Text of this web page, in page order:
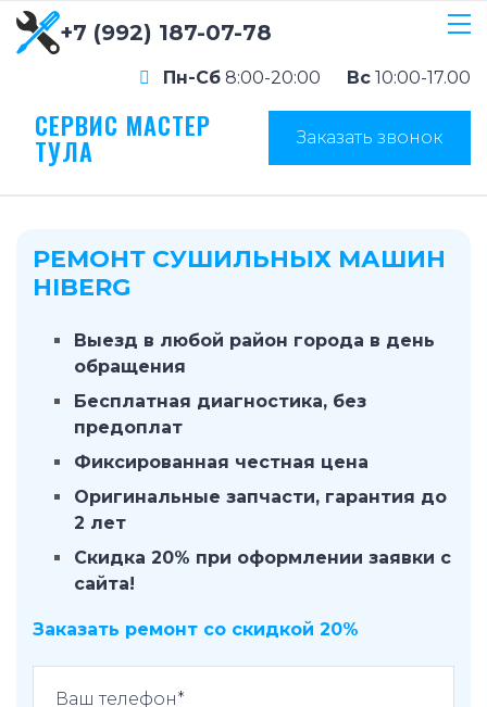
+7 (992) 187-07-78
Пн-Сб 8:00-20:00 Вс 10:00-17.00
СЕРВИС МАСТЕР
ТУЛА Заказать звонок
РЕМОНТ СУШИЛЬНЫХ МАШИН
HIBERG
Выезд в любой район города в день
обращения
Бесплатная диагностика, без
предоплат
Фиксированная честная цена
Оригинальные запчасти, гарантия до
2 лет
Скидка 20% при оформлении заявки с
сайта!
Заказать ремонт со скидкой 20%